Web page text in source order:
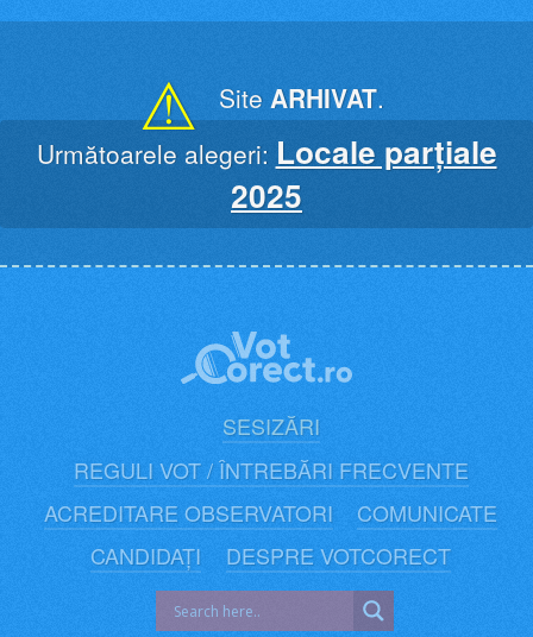
⚠ Site ARHIVAT.
Următoarele alegeri: Locale parțiale
2025
SESIZĂRI
REGULI VOT / ÎNTREBĂRI FRECVENTE
ACREDITARE OBSERVATORI
COMUNICATE
CANDIDAȚI
DESPRE VOTCORECT